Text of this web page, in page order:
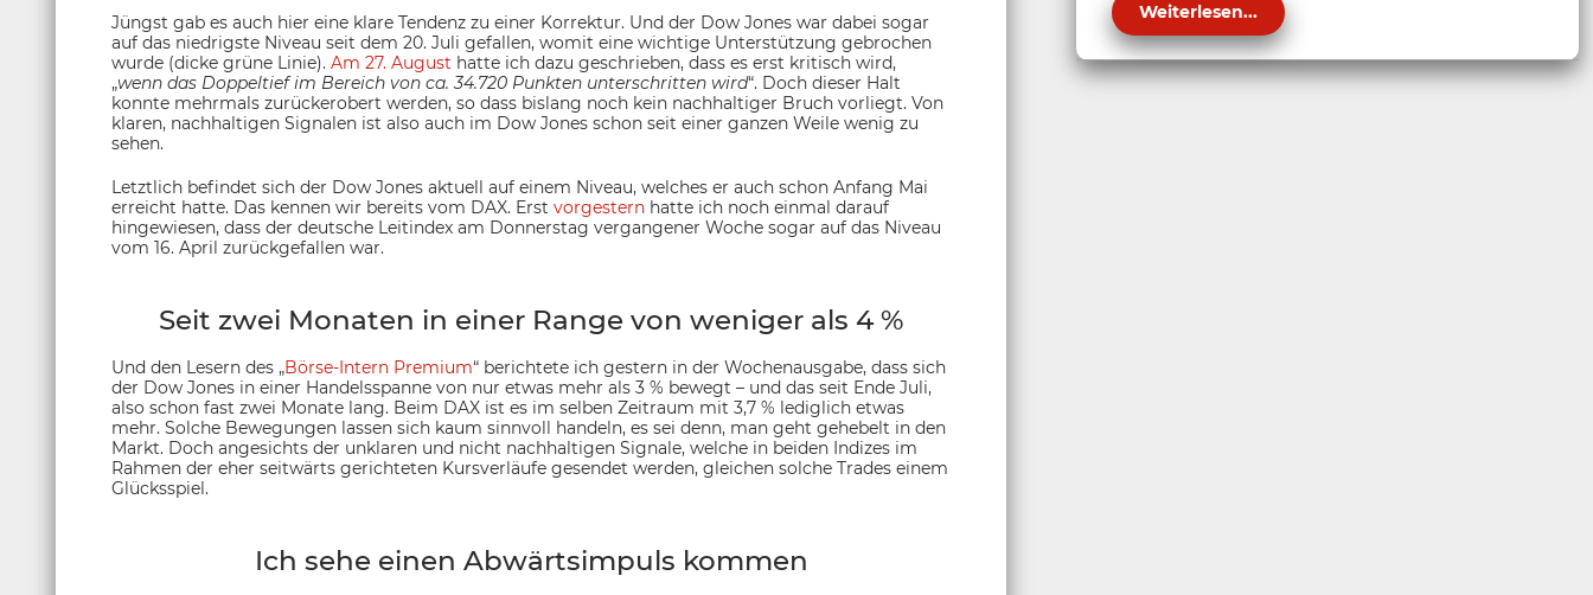
Jüngst gab es auch hier eine klare Tendenz zu einer Korrektur. Und der Dow Jones war dabei sogar
auf das niedrigste Niveau seit dem 20. Juli gefallen, womit eine wichtige Unterstützung gebrochen
wurde (dicke grüne Linie). Am 27. August hatte ich dazu geschrieben, dass es erst kritisch wird,
„wenn das Doppeltief im Bereich von ca. 34.720 Punkten unterschritten wird“. Doch dieser Halt
konnte mehrmals zurückerobert werden, so dass bislang noch kein nachhaltiger Bruch vorliegt. Von
klaren, nachhaltigen Signalen ist also auch im Dow Jones schon seit einer ganzen Weile wenig zu
sehen.
Letztlich befindet sich der Dow Jones aktuell auf einem Niveau, welches er auch schon Anfang Mai
erreicht hatte. Das kennen wir bereits vom DAX. Erst vorgestern hatte ich noch einmal darauf
hingewiesen, dass der deutsche Leitindex am Donnerstag vergangener Woche sogar auf das Niveau
vom 16. April zurückgefallen war.
Seit zwei Monaten in einer Range von weniger als 4 %
Und den Lesern des „Börse-Intern Premium“ berichtete ich gestern in der Wochenausgabe, dass sich
der Dow Jones in einer Handelsspanne von nur etwas mehr als 3 % bewegt – und das seit Ende Juli,
also schon fast zwei Monate lang. Beim DAX ist es im selben Zeitraum mit 3,7 % lediglich etwas
mehr. Solche Bewegungen lassen sich kaum sinnvoll handeln, es sei denn, man geht gehebelt in den
Markt. Doch angesichts der unklaren und nicht nachhaltigen Signale, welche in beiden Indizes im
Rahmen der eher seitwärts gerichteten Kursverläufe gesendet werden, gleichen solche Trades einem
Glücksspiel.
Ich sehe einen Abwärtsimpuls kommen
Weiterlesen...